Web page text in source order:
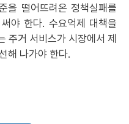
을 떨어뜨려온 정책실패를
야 한다. 수요억제 대책을
주거 서비스가 시장에서 제
해 나가야 한다.